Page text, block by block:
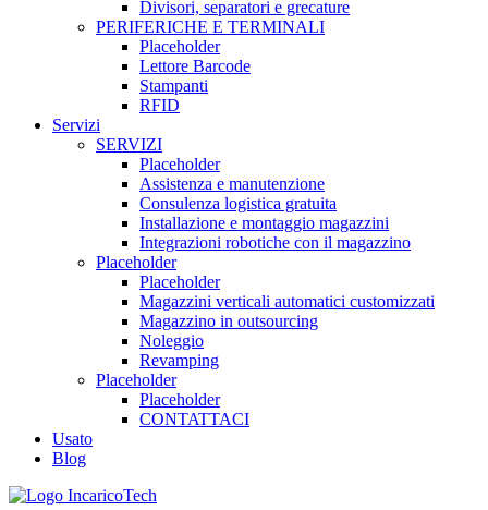
Divisori, separatori e grecature
PERIFERICHE E TERMINALI
Placeholder
Lettore Barcode
Stampanti
RFID
Servizi
SERVIZI
Placeholder
Assistenza e manutenzione
Consulenza logistica gratuita
Installazione e montaggio magazzini
Integrazioni robotiche con il magazzino
Placeholder
Placeholder
Magazzini verticali automatici customizzati
Magazzino in outsourcing
Noleggio
Revamping
Placeholder
Placeholder
CONTATTACI
Usato
Blog